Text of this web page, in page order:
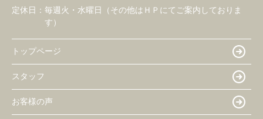
定休日： 毎週火・水曜日（その他はＨＰにてご案内しておりま
す）
トップページ
スタッフ
お客様の声